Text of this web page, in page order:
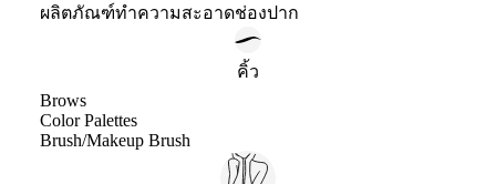
ผลิตภัณฑ์ทำความสะอาดช่องปาก
คิ้ว
Brows
Color Palettes
Brush/Makeup Brush